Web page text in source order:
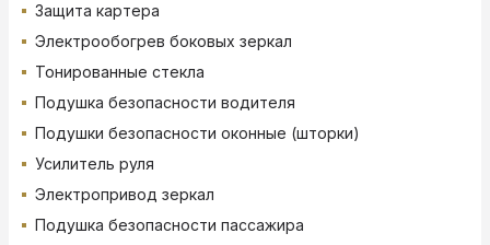
Защита картера
Электрообогрев боковых зеркал
Тонированные стекла
Подушка безопасности водителя
Подушки безопасности оконные (шторки)
Усилитель руля
Электропривод зеркал
Подушка безопасности пассажира